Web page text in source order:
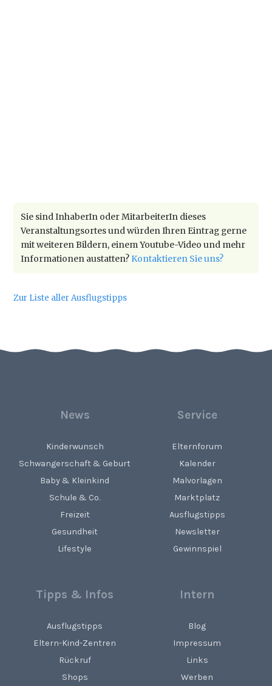
Sie sind InhaberIn oder MitarbeiterIn dieses
Veranstaltungsortes und würden Ihren Eintrag gerne
mit weiteren Bildern, einem Youtube-Video und mehr
Informationen austatten? Kontaktieren Sie uns?
Zur Liste aller Ausflugstipps
News
Kinderwunsch
Schwangerschaft & Geburt
Baby & Kleinkind
Schule & Co.
Freizeit
Gesundheit
Lifestyle
Service
Elternforum
Kalender
Malvorlagen
Marktplatz
Ausflugstipps
Newsletter
Gewinnspiel
Tipps & Infos
Ausflugstipps
Eltern-Kind-Zentren
Rückruf
Shops
Intern
Blog
Impressum
Links
Werben